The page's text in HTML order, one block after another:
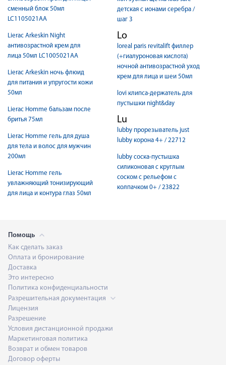
сменный блок 50мл
LC1105021AA
Lierac Arkeskin Night
антивозрастной крем для
лица 50мл LC1005021AA
Lierac Arkeskin ночь флюид
для питания и упругости кожи
50мл
Lierac Homme бальзам после
бритья 75мл
Lierac Homme гель для душа
для тела и волос для мужчин
200мл
Lierac Homme гель
увлажняющий тонизирующий
для лица и контура глаз 50мл
детская с ионами серебра /
шаг 3
Lo
loreal paris revitalift филлер
(+гиалуроновая кислота)
ночной антивозрастной уход
крем для лица и шеи 50мл
lovi клипса-держатель для
пустышки night&day
Lu
lubby прорезыватель just
lubby корона 4+ / 22712
lubby соска-пустышка
силиконовая с круглым
соском с рельефом с
колпачком 0+ / 23822
Помощь
Как сделать заказ
Оплата и бронирование
Доставка
Это интересно
Политика конфиденциальности
Разрешительная документация
Лицензия
Разрешение
Условия дистанционной продажи
Маркетинговая политика
Возврат и обмен товаров
Договор оферты